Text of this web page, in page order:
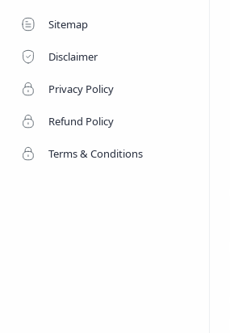
Sitemap
Disclaimer
Privacy Policy
Refund Policy
Terms & Conditions